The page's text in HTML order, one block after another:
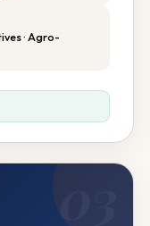
· Agro-
03